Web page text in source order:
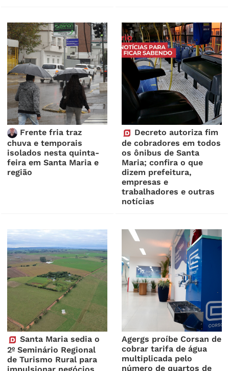
Frente fria traz
chuva e temporais
isolados nesta quinta-
feira em Santa Maria e
região
Decreto autoriza fim
de cobradores em todos
os ônibus de Santa
Maria; confira o que
dizem prefeitura,
empresas e
trabalhadores e outras
notícias
Santa Maria sedia o
2º Seminário Regional
de Turismo Rural para
impulsionar negócios
Agergs proíbe Corsan de
cobrar tarifa de água
multiplicada pelo
número de quartos de